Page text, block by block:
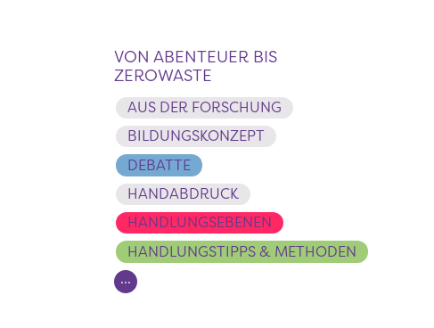
VON ABENTEUER BIS
ZEROWASTE
AUS DER FORSCHUNG
BILDUNGSKONZEPT
DEBATTE
HANDABDRUCK
HANDLUNGSEBENEN
HANDLUNGSTIPPS & METHODEN
Seitennummerierung
...